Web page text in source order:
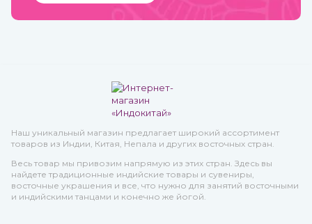
Наш уникальный магазин предлагает широкий ассортимент
товаров из Индии, Китая, Непала и других восточных стран.
Весь товар мы привозим напрямую из этих стран. Здесь вы
найдете традиционные индийские товары и сувениры,
восточные украшения и все, что нужно для занятий восточными
и индийскими танцами и конечно же йогой.